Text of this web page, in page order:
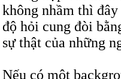
không nhầm thì
độ hỏi cung đòi
sự thật của những
Nếu có một